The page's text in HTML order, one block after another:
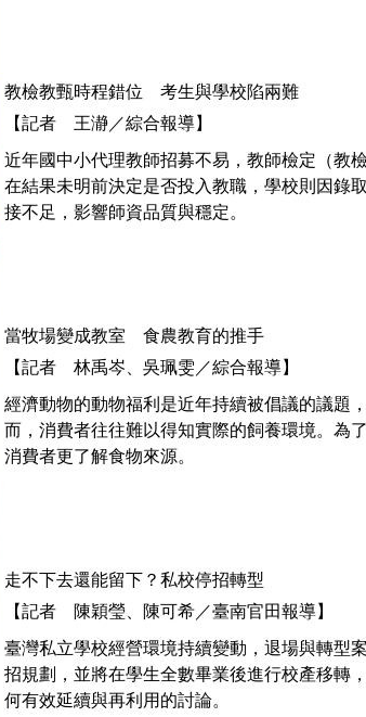
教檢教甄時程錯位 考生與學校陷兩難
【記者 王瀞／綜合報導】
近年國中小代理教師招募不易，教師檢定（教
在結果未明前決定是否投入教職，學校則因錄
接不足，影響師資品質與穩定。
當牧場變成教室 食農教育的推手
【記者 林禹岑、吳珮雯／綜合報導】
經濟動物的動物福利是近年持續被倡議的議題
而，消費者往往難以得知實際的飼養環境。為
消費者更了解食物來源。
走不下去還能留下？私校停招轉型
【記者 陳穎瑩、陳可希／臺南官田報導】
臺灣私立學校經營環境持續變動，退場與轉型
招規劃，並將在學生全數畢業後進行校產移轉
何有效延續與再利用的討論。